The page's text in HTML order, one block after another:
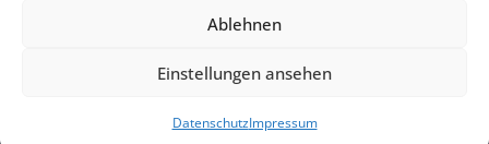
Ablehnen
Einstellungen ansehen
DatenschutzImpressum
Impressum